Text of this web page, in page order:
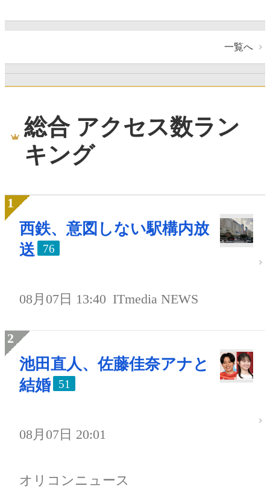
一覧へ
総合 アクセス数ラン
キング
西鉄、意図しない駅構内放
送
76
08月07日 13:40 ITmedia NEWS
池田直人、佐藤佳奈アナと
結婚
51
08月07日 20:01
オリコンニュース